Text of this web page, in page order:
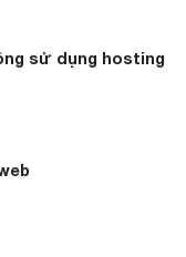
sử dụng hosting